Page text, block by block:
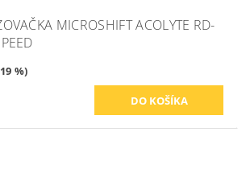
MICROSHIFT ACOLYTE RD-
%)